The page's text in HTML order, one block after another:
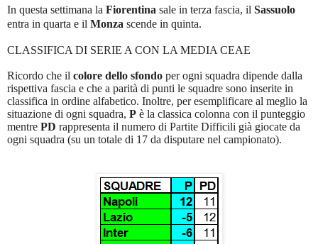
In questa settimana la Fiorentina sale in terza fascia, il Sassuolo
entra in quarta e il Monza scende in quinta.
CLASSIFICA DI SERIE A CON LA MEDIA CEAE
Ricordo che il colore dello sfondo per ogni squadra dipende dalla
rispettiva fascia e che a parità di punti le squadre sono inserite in
classifica in ordine alfabetico. Inoltre, per esemplificare al meglio la
situazione di ogni squadra, P è la classica colonna con il punteggio
mentre PD rappresenta il numero di Partite Difficili già giocate da
ogni squadra (su un totale di 17 da disputare nel campionato).